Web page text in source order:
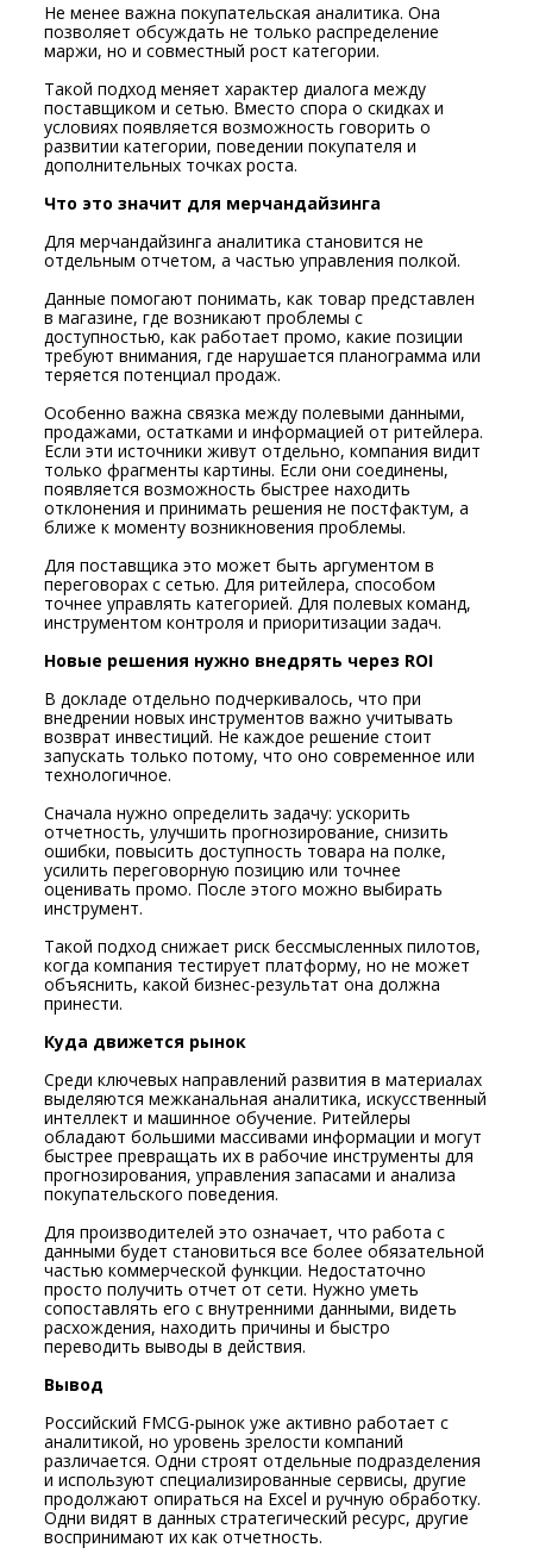
Не менее важна покупательская аналитика. Она
позволяет обсуждать не только распределение
маржи, но и совместный рост категории.
Такой подход меняет характер диалога между
поставщиком и сетью. Вместо спора о скидках и
условиях появляется возможность говорить о
развитии категории, поведении покупателя и
дополнительных точках роста.
Что это значит для мерчандайзинга
Для мерчандайзинга аналитика становится не
отдельным отчетом, а частью управления полкой.
Данные помогают понимать, как товар представлен
в магазине, где возникают проблемы с
доступностью, как работает промо, какие позиции
требуют внимания, где нарушается планограмма или
теряется потенциал продаж.
Особенно важна связка между полевыми данными,
продажами, остатками и информацией от ритейлера.
Если эти источники живут отдельно, компания видит
только фрагменты картины. Если они соединены,
появляется возможность быстрее находить
отклонения и принимать решения не постфактум, а
ближе к моменту возникновения проблемы.
Для поставщика это может быть аргументом в
переговорах с сетью. Для ритейлера, способом
точнее управлять категорией. Для полевых команд,
инструментом контроля и приоритизации задач.
Новые решения нужно внедрять через ROI
В докладе отдельно подчеркивалось, что при
внедрении новых инструментов важно учитывать
возврат инвестиций. Не каждое решение стоит
запускать только потому, что оно современное или
технологичное.
Сначала нужно определить задачу: ускорить
отчетность, улучшить прогнозирование, снизить
ошибки, повысить доступность товара на полке,
усилить переговорную позицию или точнее
оценивать промо. После этого можно выбирать
инструмент.
Такой подход снижает риск бессмысленных пилотов,
когда компания тестирует платформу, но не может
объяснить, какой бизнес-результат она должна
принести.
Куда движется рынок
Среди ключевых направлений развития в материалах
выделяются межканальная аналитика, искусственный
интеллект и машинное обучение. Ритейлеры
обладают большими массивами информации и могут
быстрее превращать их в рабочие инструменты для
прогнозирования, управления запасами и анализа
покупательского поведения.
Для производителей это означает, что работа с
данными будет становиться все более обязательной
частью коммерческой функции. Недостаточно
просто получить отчет от сети. Нужно уметь
сопоставлять его с внутренними данными, видеть
расхождения, находить причины и быстро
переводить выводы в действия.
Вывод
Российский FMCG-рынок уже активно работает с
аналитикой, но уровень зрелости компаний
различается. Одни строят отдельные подразделения
и используют специализированные сервисы, другие
продолжают опираться на Excel и ручную обработку.
Одни видят в данных стратегический ресурс, другие
воспринимают их как отчетность.